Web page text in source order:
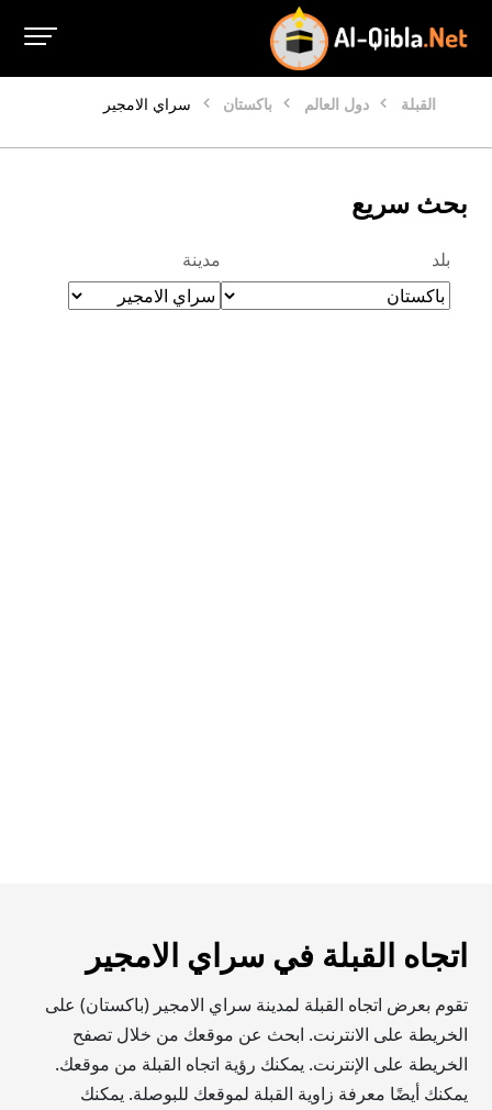
القبلة دول العالم باكستان سراي الامجير
بحث سريع
بلد مدينة
اتجاه القبلة في سراي الامجير
تقوم بعرض اتجاه القبلة لمدينة سراي الامجير (باكستان) على
الخريطة على الانترنت. ابحث عن موقعك من خلال تصفح
الخريطة على الإنترنت. يمكنك رؤية اتجاه القبلة من موقعك.
يمكنك أيضًا معرفة زاوية القبلة لموقعك للبوصلة. يمكنك